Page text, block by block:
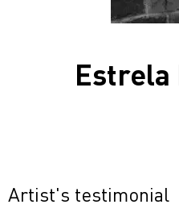
Estrela
Artist's testimonial